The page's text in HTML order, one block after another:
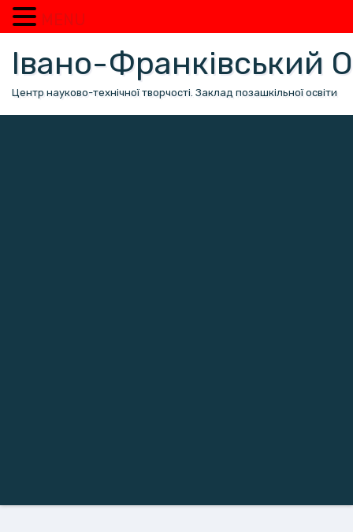
вмісту
Івано-Франківський
Центр науково-технічної творчості. Заклад позашкільної освіти
MENU